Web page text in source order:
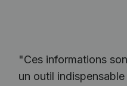
"Ces informations
un outil